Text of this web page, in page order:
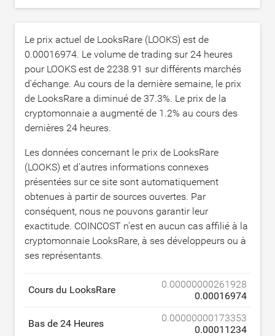
Le prix actuel de LooksRare (LOOKS) est de
0.00016974. Le volume de trading sur 24 heures
pour LOOKS est de 2238.91 sur différents marchés
d'échange. Au cours de la dernière semaine, le prix
de LooksRare a diminué de 37.3%. Le prix de la
cryptomonnaie a augmenté de 1.2% au cours des
dernières 24 heures.
Les données concernant le prix de LooksRare
(LOOKS) et d'autres informations connexes
présentées sur ce site sont automatiquement
obtenues à partir de sources ouvertes. Par
conséquent, nous ne pouvons garantir leur
exactitude. COINCOST n'est en aucun cas affilié à la
cryptomonnaie LooksRare, à ses développeurs ou à
ses représentants.
Cours du LooksRare
0.00000000261928
0.00016974
Bas de 24 Heures
0.00000000173353
0.00011234